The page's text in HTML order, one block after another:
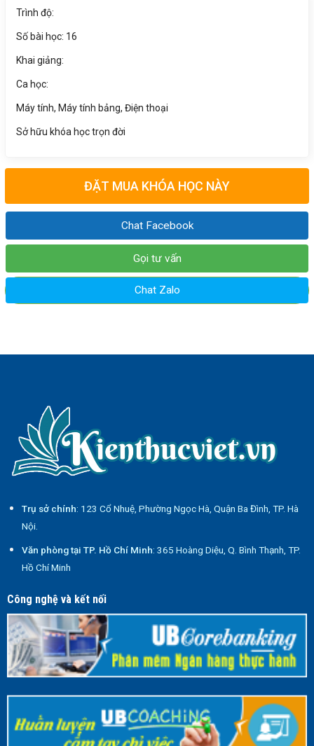
Trình độ:
Số bài học: 16
Khai giảng:
Ca học:
Máy tính, Máy tính bảng, Điện thoại
Sở hữu khóa học trọn đời
ĐẶT MUA KHÓA HỌC NÀY
Chat Facebook
Gọi tư vấn
Chat Zalo
Trụ sở chính: 123 Cổ Nhuệ, Phường Ngọc Hà, Quận Ba Đình, TP. Hà
Nội.
Văn phòng tại TP. Hồ Chí Minh: 365 Hoàng Diệu, Q. Bình Thạnh, TP.
Hồ Chí Minh
Công nghệ và kết nối